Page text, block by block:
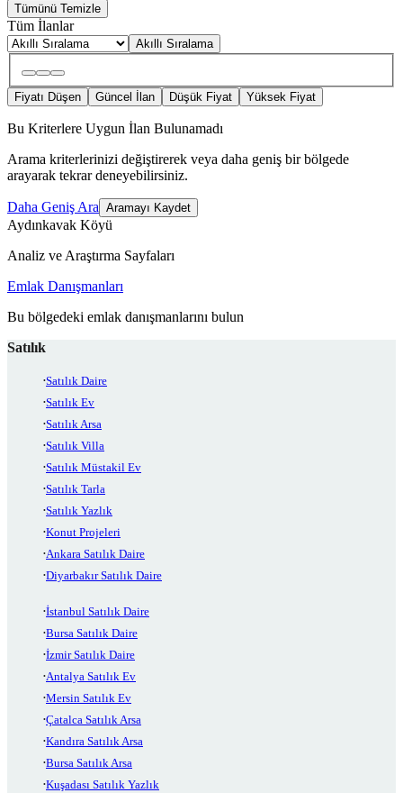
Tümünü Temizle
Tüm İlanlar
Akıllı Sıralama
Fiyatı Düşen Güncel İlan Düşük Fiyat Yüksek Fiyat
Bu Kriterlere Uygun İlan Bulunamadı
Arama kriterlerinizi değiştirerek veya daha geniş bir bölgede
arayarak tekrar deneyebilirsiniz.
Daha Geniş Ara Aramayı Kaydet
Aydınkavak Köyü
Analiz ve Araştırma Sayfaları
Emlak Danışmanları
Bu bölgedeki emlak danışmanlarını bulun
Satılık
Satılık Daire
Satılık Ev
Satılık Arsa
Satılık Villa
Satılık Müstakil Ev
Satılık Tarla
Satılık Yazlık
Konut Projeleri
Ankara Satılık Daire
Diyarbakır Satılık Daire
İstanbul Satılık Daire
Bursa Satılık Daire
İzmir Satılık Daire
Antalya Satılık Ev
Mersin Satılık Ev
Çatalca Satılık Arsa
Kandıra Satılık Arsa
Bursa Satılık Arsa
Kuşadası Satılık Yazlık